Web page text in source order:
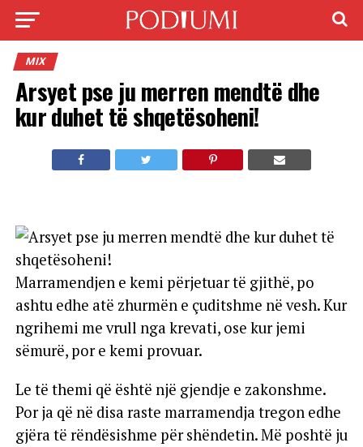
MIX
Arsyet pse ju merren mendtë dhe
kur duhet të shqetësoheni!
Marramendjen e kemi përjetuar të gjithë, po
ashtu edhe atë zhurmën e çuditshme në vesh. Kur
ngrihemi me vrull nga krevati, ose kur jemi
sëmurë, por e kemi provuar.
Le të themi që është një gjendje e zakonshme.
Por ja që në disa raste marramendja tregon edhe
gjëra të rëndësishme për shëndetin. Më poshtë ju